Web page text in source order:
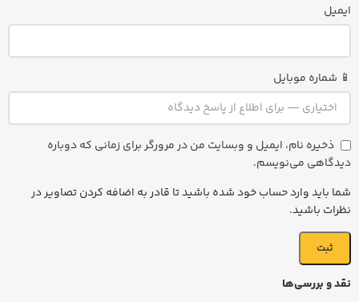
نقد و بررسی‌ها
ایمیل
📱 شماره موبایل
ذخیره نام، ایمیل و وبسایت من در مرورگر برای زمانی که دوباره
دیدگاهی می‌نویسم.
شما باید وارد حساب خود شده باشید تا قادر به اضافه کردن تصاویر در
نظرات باشید.